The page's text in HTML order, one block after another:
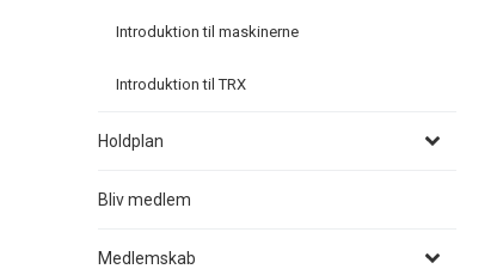
Introduktion til maskinerne
Introduktion til TRX
Holdplan
Bliv medlem
Medlemskab